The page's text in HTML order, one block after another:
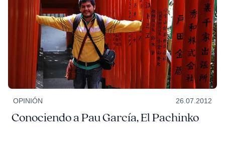
OPINIÓN 26.07.2012
Conociendo a Pau García, El Pachinko